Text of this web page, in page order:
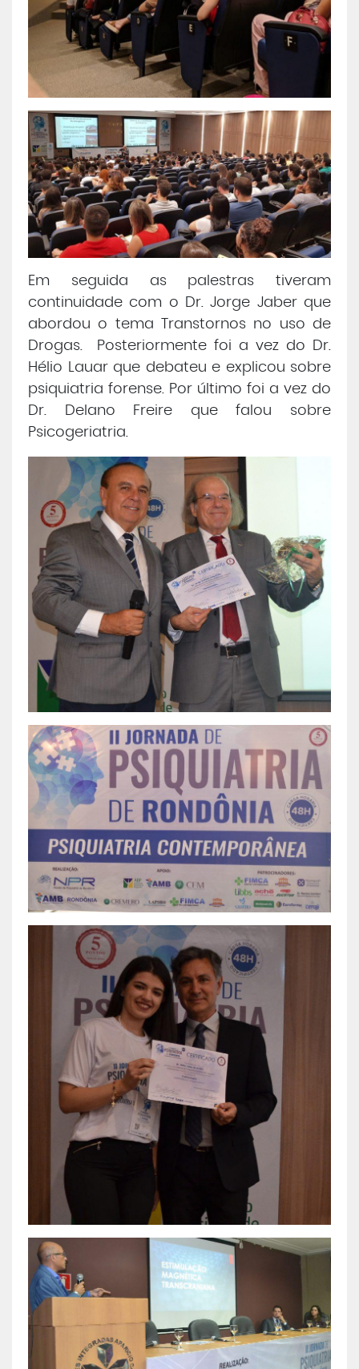
Em seguida as palestras tiveram
continuidade com o Dr. Jorge Jaber que
abordou o tema Transtornos no uso de
Drogas. Posteriormente foi a vez do Dr.
Hélio Lauar que debateu e explicou sobre
psiquiatria forense. Por último foi a vez do
Dr. Delano Freire que falou sobre
Psicogeriatria.